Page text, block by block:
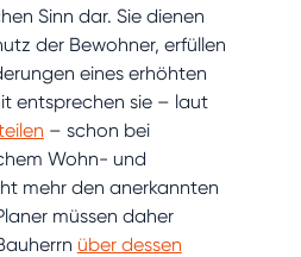
Sinn dar. Sie dienen
der Bewohner, erfüllen
eines erhöhten
entsprechen sie – laut
– schon bei
Wohn- und
mehr den anerkannten
müssen daher
über dessen